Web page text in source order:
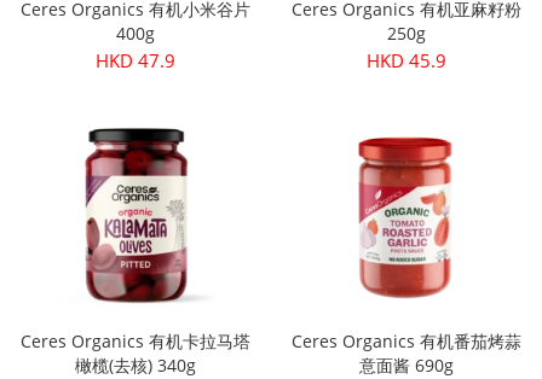
Ceres Organics 有机小米谷片
400g
HKD 47.9
Ceres Organics 有机亚麻籽粉
250g
HKD 45.9
Ceres Organics 有机卡拉马塔
橄榄(去核) 340g
Ceres Organics 有机番茄烤蒜
意面酱 690g